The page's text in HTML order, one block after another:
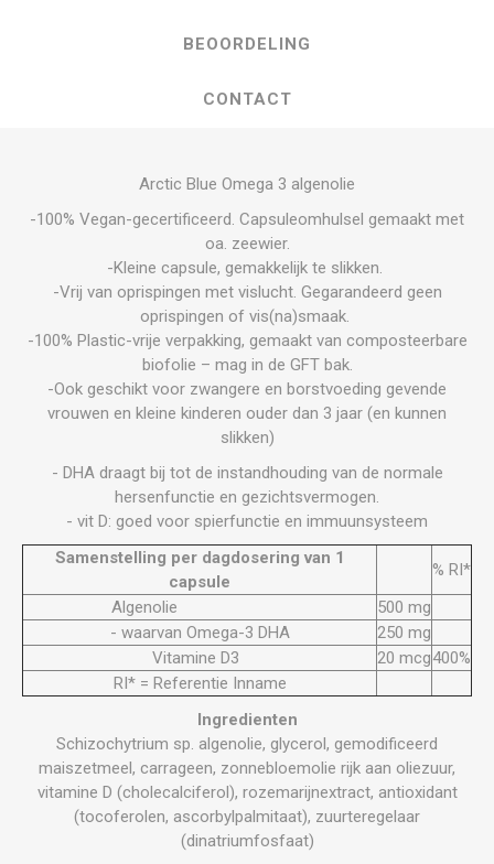
BEOORDELING
CONTACT
Arctic Blue Omega 3 algenolie
-100% Vegan-gecertificeerd. Capsuleomhulsel gemaakt met
oa. zeewier.
-Kleine capsule, gemakkelijk te slikken.
-Vrij van oprispingen met vislucht. Gegarandeerd geen
oprispingen of vis(na)smaak.
-100% Plastic-vrije verpakking, gemaakt van composteerbare
biofolie – mag in de GFT bak.
-Ook geschikt voor zwangere en borstvoeding gevende
vrouwen en kleine kinderen ouder dan 3 jaar (en kunnen
slikken)
- DHA draagt bij tot de instandhouding van de normale
hersenfunctie en gezichtsvermogen.
- vit D: goed voor spierfunctie en immuunsysteem
Samenstelling per dagdosering van 1
capsule
% RI*
Algenolie
500 mg
- waarvan Omega-3 DHA
250 mg
Vitamine D3
20 mcg400%
RI* = Referentie Inname
Ingredienten
Schizochytrium sp. algenolie, glycerol, gemodificeerd
maiszetmeel, carrageen, zonnebloemolie rijk aan oliezuur,
vitamine D (cholecalciferol), rozemarijnextract, antioxidant
(tocoferolen, ascorbylpalmitaat), zuurteregelaar
(dinatriumfosfaat)